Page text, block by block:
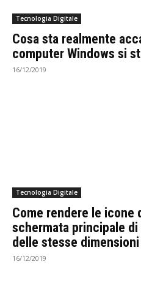
Tecnologia Digitale
Cosa sta realmente
computer Windows si
16/12/2019
Tecnologia Digitale
Come rendere le icone
schermata principale
delle stesse dimensioni
16/12/2019